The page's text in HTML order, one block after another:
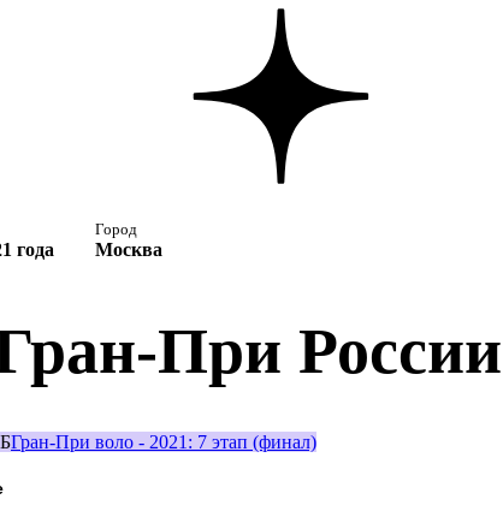
года
Город
Москва
При России
Гран-При воло - 2021: 7 этап (финал)